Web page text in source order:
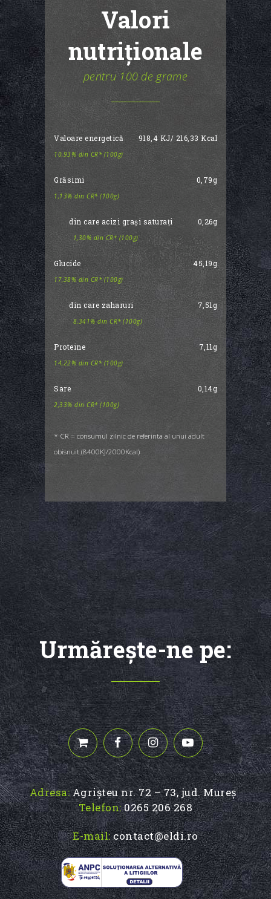
Valori
nutriționale
pentru 100 de grame
Valoare energetică 918,4 KJ/ 216,33 Kcal
10,93% din CR* (100g)
Grăsimi 0,79g
1,13% din CR* (100g)
din care acizi grași saturați 0,26g
1,30% din CR* (100g)
Glucide 45,19g
17,38% din CR* (100g)
din care zaharuri 7,51g
8,341% din CR* (100g)
Proteine 7,11g
14,22% din CR* (100g)
Sare 0,14g
2,33% din CR* (100g)
* CR = consumul zilnic de referinta al unui adult
obisnuit (8400KJ/2000Kcal)
Urmăreşte-ne pe:
Adresa:Agrișteu nr. 72 – 73, jud. Mureș
Telefon: 0265 206 268
E-mail:contact@eldi.ro